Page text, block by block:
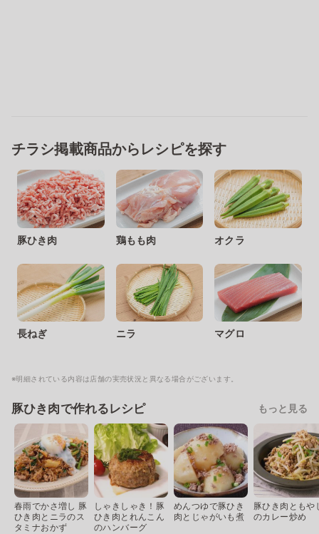
チラシ掲載商品からレシピを探す
豚ひき肉 鶏もも肉 オクラ
長ねぎ ニラ マグロ
※明細されている内容は店舗の実売状況と異なる場合がございます。
豚ひき肉で作れるレシピ もっと見る
春雨でかさ増し 豚
ひき肉とニラのス
タミナおかず
しゃきしゃき！豚
ひき肉とれんこん
のハンバーグ
めんつゆで豚ひき
肉とじゃがいも煮
豚ひき肉ともや
のカレー炒め